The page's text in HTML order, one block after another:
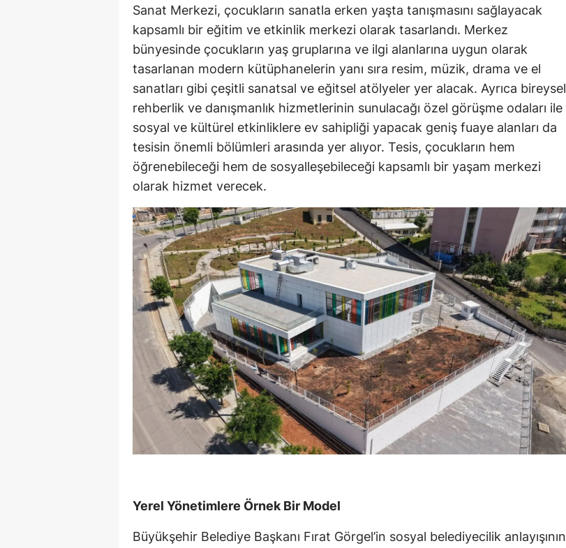
Sanat Merkezi, çocukların sanatla erken yaşta tanışmasını sağlayacak
kapsamlı bir eğitim ve etkinlik merkezi olarak tasarlandı. Merkez
bünyesinde çocukların yaş gruplarına ve ilgi alanlarına uygun olarak
tasarlanan modern kütüphanelerin yanı sıra resim, müzik, drama ve el
sanatları gibi çeşitli sanatsal ve eğitsel atölyeler yer alacak. Ayrıca bireysel
rehberlik ve danışmanlık hizmetlerinin sunulacağı özel görüşme odaları ile
sosyal ve kültürel etkinliklere ev sahipliği yapacak geniş fuaye alanları da
tesisin önemli bölümleri arasında yer alıyor. Tesis, çocukların hem
öğrenebileceği hem de sosyalleşebileceği kapsamlı bir yaşam merkezi
olarak hizmet verecek.
Yerel Yönetimlere Örnek Bir Model
Büyükşehir Belediye Başkanı Fırat Görgel’in sosyal belediyecilik anlayışının